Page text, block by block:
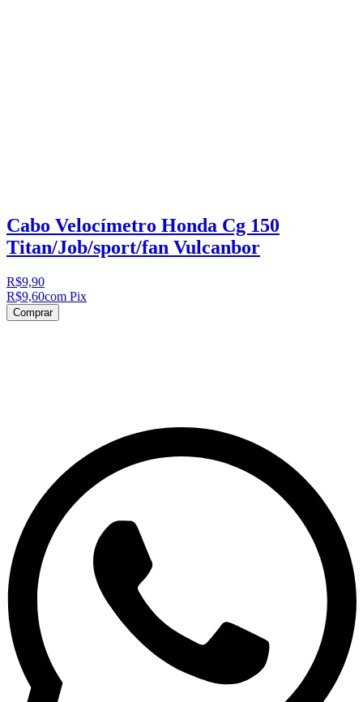
Cabo Velocímetro Honda Cg 150
Titan/Job/sport/fan Vulcanbor
R$9,90
R$9,60com Pix
Comprar